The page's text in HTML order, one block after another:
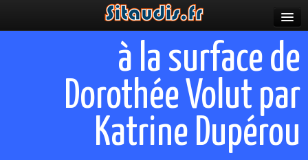
Poèmes et fictions
à la surface de
Dorothée Volut par
Katrine Dupérou